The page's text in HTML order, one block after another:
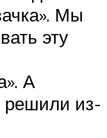
Мы
эту
А
решили из-